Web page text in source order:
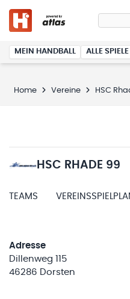
MEIN HANDBALL ALLE SPIELE
Home Vereine HSC
HSC RHADE 99
TEAMS
Adresse
Dillenweg 115
46286 Dorsten